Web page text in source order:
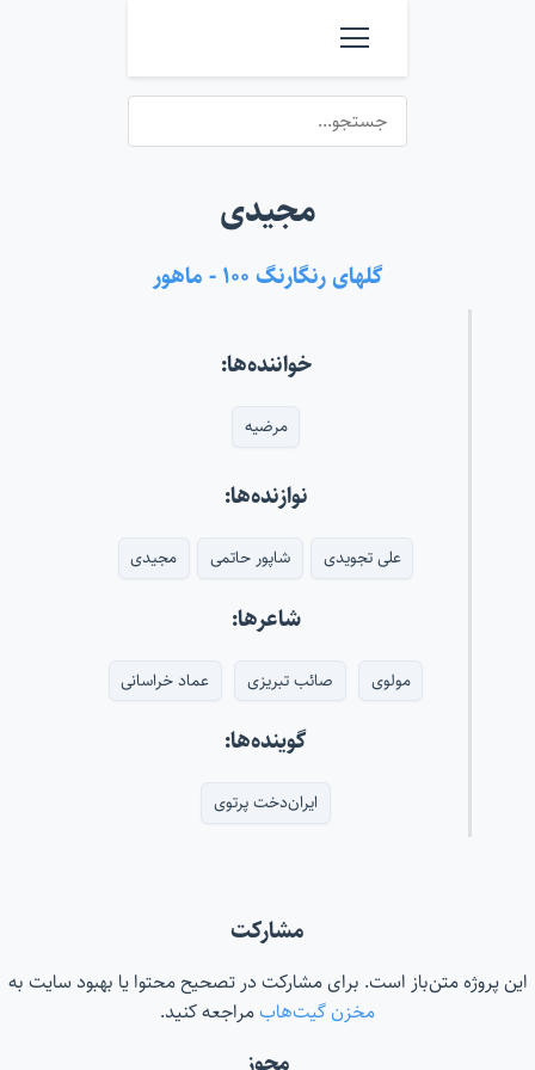
مجیدی
گلهای رنگارنگ ۱۰۰ - ماهور
خواننده‌ها:
مرضیه
نوازنده‌ها:
علی تجویدی شاپور حاتمی مجیدی
شاعرها:
مولوی صائب تبریزی عماد خراسانی
گوینده‌ها:
ایران‌دخت پرتوی
مشارکت
این پروژه متن‌باز است. برای مشارکت در تصحیح محتوا یا بهبود سایت به
مخزن گیت‌هابمراجعه کنید.